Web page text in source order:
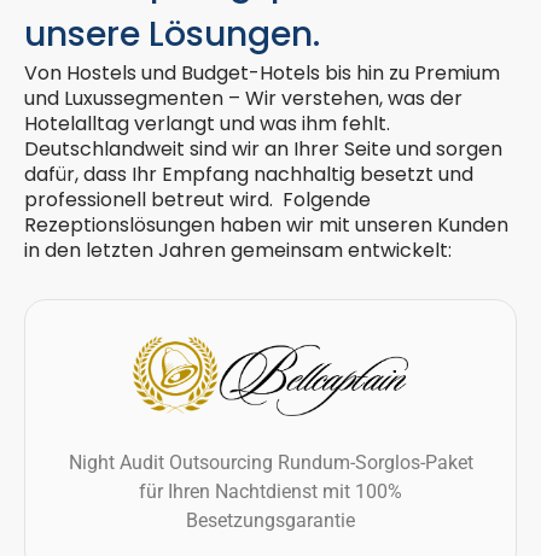
unsere Lösungen.
Von Hostels und Budget-Hotels bis hin zu Premium
und Luxussegmenten – Wir verstehen, was der
Hotelalltag verlangt und was ihm fehlt.
Deutschlandweit sind wir an Ihrer Seite und sorgen
dafür, dass Ihr Empfang nachhaltig besetzt und
professionell betreut wird. Folgende
Rezeptionslösungen haben wir mit unseren Kunden
in den letzten Jahren gemeinsam entwickelt:
Night Audit Outsourcing Rundum-Sorglos-Paket
für Ihren Nachtdienst mit 100%
Besetzungsgarantie